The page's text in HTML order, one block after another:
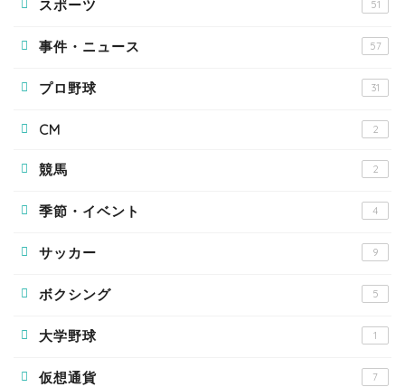
スポーツ 51
事件・ニュース 57
プロ野球 31
CM 2
競馬 2
季節・イベント 4
サッカー 9
ボクシング 5
大学野球 1
仮想通貨 7